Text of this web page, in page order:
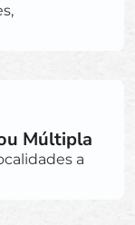
Múltipla
a